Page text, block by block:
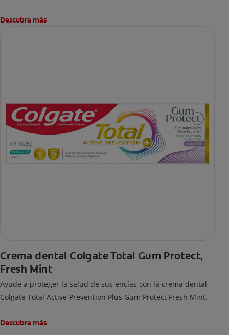
Descubra más
Crema dental Colgate Total Gum Protect,
Fresh Mint
Ayude a proteger la salud de sus encías con la crema dental
Colgate Total Active Prevention Plus Gum Protect Fresh Mint.
Descubra más